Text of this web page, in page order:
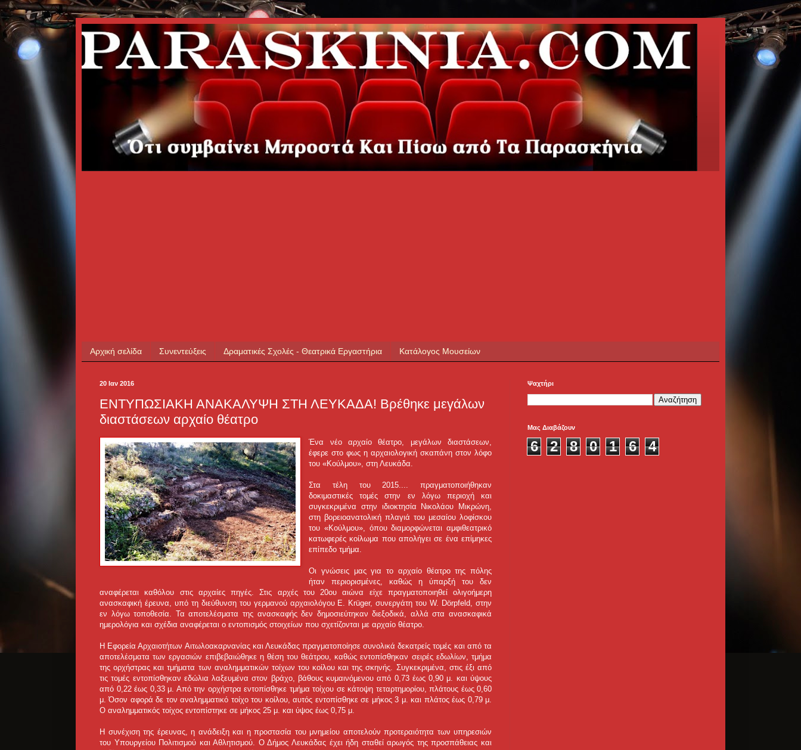
Αρχική σελίδα Συνεντεύξεις Δραματικές Σχολές - Θεατρικά Εργαστήρια Κατάλογος Μουσείων
20 Ιαν 2016
ΕΝΤΥΠΩΣΙΑΚΗ ΑΝΑΚΑΛΥΨΗ ΣΤΗ ΛΕΥΚΑΔΑ! Βρέθηκε μεγάλων
διαστάσεων αρχαίο θέατρο
Ένα νέο αρχαίο θέατρο, μεγάλων διαστάσεων,
έφερε στο φως η αρχαιολογική σκαπάνη στον λόφο
του «Κούλμου», στη Λευκάδα.
Στα τέλη του 2015.... πραγματοποιήθηκαν
δοκιμαστικές τομές στην εν λόγω περιοχή και
συγκεκριμένα στην ιδιοκτησία Νικολάου Μικρώνη,
στη βορειοανατολική πλαγιά του μεσαίου λοφίσκου
του «Κούλμου», όπου διαμορφώνεται αμφιθεατρικό
κατωφερές κοίλωμα που απολήγει σε ένα επίμηκες
επίπεδο τμήμα.
Οι γνώσεις μας για το αρχαίο θέατρο της πόλης
ήταν περιορισμένες, καθώς η ύπαρξή του δεν
αναφέρεται καθόλου στις αρχαίες πηγές. Στις αρχές του 20ου αιώνα είχε πραγματοποιηθεί ολιγοήμερη
ανασκαφική έρευνα, υπό τη διεύθυνση του γερμανού αρχαιολόγου Ε. Κrüger, συνεργάτη του W. Dörpfeld, στην
εν λόγω τοποθεσία. Τα αποτελέσματα της ανασκαφής δεν δημοσιεύτηκαν διεξοδικά, αλλά στα ανασκαφικά
ημερολόγια και σχέδια αναφέρεται ο εντοπισμός στοιχείων που σχετίζονται με αρχαίο θέατρο.
Η Εφορεία Αρχαιοτήτων Αιτωλοακαρνανίας και Λευκάδας πραγματοποίησε συνολικά δεκατρείς τομές και από τα
αποτελέσματα των εργασιών επιβεβαιώθηκε η θέση του θεάτρου, καθώς εντοπίσθηκαν σειρές εδωλίων, τμήμα
της ορχήστρας και τμήματα των αναλημματικών τοίχων του κοίλου και της σκηνής. Συγκεκριμένα, στις έξι από
τις τομές εντοπίσθηκαν εδώλια λαξευμένα στον βράχο, βάθους κυμαινόμενου από 0,73 έως 0,90 μ. και ύψους
από 0,22 έως 0,33 μ. Από την ορχήστρα εντοπίσθηκε τμήμα τοίχου σε κάτοψη τεταρτημορίου, πλάτους έως 0,60
μ. Όσον αφορά δε τον αναλημματικό τοίχο του κοίλου, αυτός εντοπίσθηκε σε μήκος 3 μ. και πλάτος έως 0,79 μ.
Ο αναλημματικός τοίχος εντοπίστηκε σε μήκος 25 μ. και ύψος έως 0,75 μ.
Η συνέχιση της έρευνας, η ανάδειξη και η προστασία του μνημείου αποτελούν προτεραιότητα των υπηρεσιών
του Υπουργείου Πολιτισμού και Αθλητισμού. Ο Δήμος Λευκάδας έχει ήδη σταθεί αρωγός της προσπάθειας και
Ψαχτήρι
Μας Διαβάζουν
6 2 8 0 1 6 4